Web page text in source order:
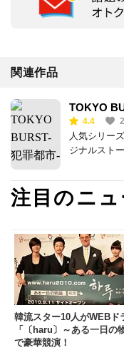
関連作品
TOKYO
4.4
人気シリー
ジナルスト
注目のニュ
韓流スター10人がWEBド
「〔haru〕～ある一日の
で豪華競演！